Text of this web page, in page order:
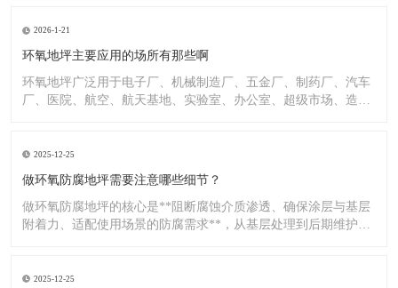
2026-1-21
环氧地坪主要应用的场所有那些啊
环氧地坪广泛用于电子厂、机械制造厂、五金厂、制药厂、汽车
厂、医院、航空、航天基地、实验室、办公室、超级市场、造纸
2025-12-25
做环氧防腐地坪需要注意哪些细节？
做环氧防腐地坪的核心是**阻断腐蚀介质渗透、确保涂层与基层
附着力、适配使用场景的防腐需求**，从基层处理到后期维护，
2025-12-25